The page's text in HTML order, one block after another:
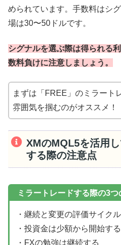
められています。手数料はシ
場は30〜50ドルです。
シグナルを選ぶ際は得られる
数料負けに注意しましょう。
まずは「FREE」のミラート
雰囲気を掴むのがオススメ！
XMのMQL5を活用
する際の注意点
ミラートレードする際の3つ
・継続と変更の評価サイク
・投資金は少額から開始する
・FXの勉強は継続する